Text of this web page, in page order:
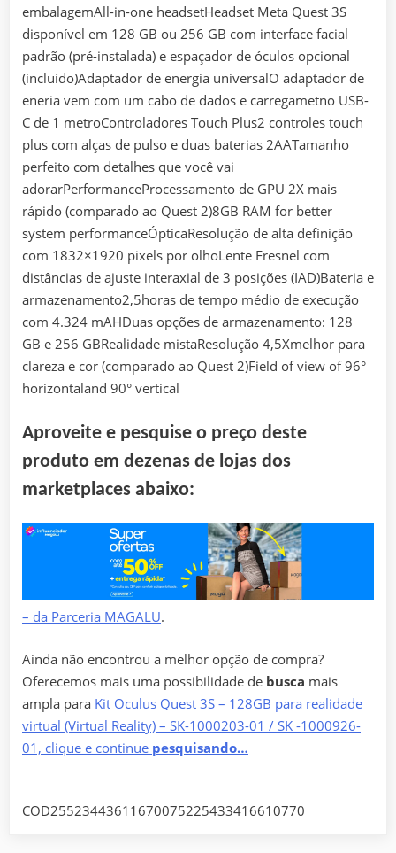
embalagemAll-in-one headsetHeadset Meta Quest 3S
disponível em 128 GB ou 256 GB com interface facial
padrão (pré-instalada) e espaçador de óculos opcional
(incluído)Adaptador de energia universalO adaptador de
eneria vem com um cabo de dados e carregametno USB-
C de 1 metroControladores Touch Plus2 controles touch
plus com alças de pulso e duas baterias 2AATamanho
perfeito com detalhes que você vai
adorarPerformanceProcessamento de GPU 2X mais
rápido (comparado ao Quest 2)8GB RAM for better
system performanceÓpticaResolução de alta definição
com 1832×1920 pixels por olhoLente Fresnel com
distâncias de ajuste interaxial de 3 posições (IAD)Bateria e
armazenamento2,5horas de tempo médio de execução
com 4.324 mAHDuas opções de armazenamento: 128
GB e 256 GBRealidade mistaResolução 4,5Xmelhor para
clareza e cor (comparado ao Quest 2)Field of view of 96°
horizontaland 90° vertical
Aproveite e pesquise o preço deste
produto em dezenas de lojas dos
marketplaces abaixo:
– da Parceria MAGALU.
Ainda não encontrou a melhor opção de compra?
Oferecemos mais uma possibilidade de busca mais
ampla para Kit Oculus Quest 3S – 128GB para realidade
virtual (Virtual Reality) – SK-1000203-01 / SK -1000926-
01, clique e continue pesquisando…
COD25523443611670075225433416610770